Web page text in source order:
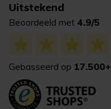
Uitstekend
Beoordeeld met 4.9/5
Gebasseerd op 17.500+